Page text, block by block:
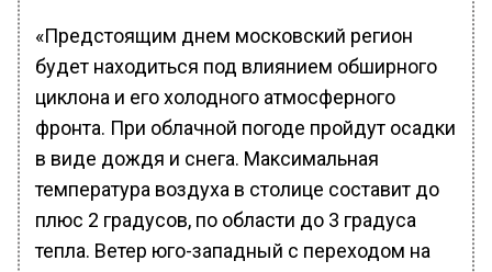
«Предстоящим днем московский регион
будет находиться под влиянием обширного
циклона и его холодного атмосферного
фронта. При облачной погоде пройдут осадки
в виде дождя и снега. Максимальная
температура воздуха в столице составит до
плюс 2 градусов, по области до 3 градуса
тепла. Ветер юго-западный с переходом на